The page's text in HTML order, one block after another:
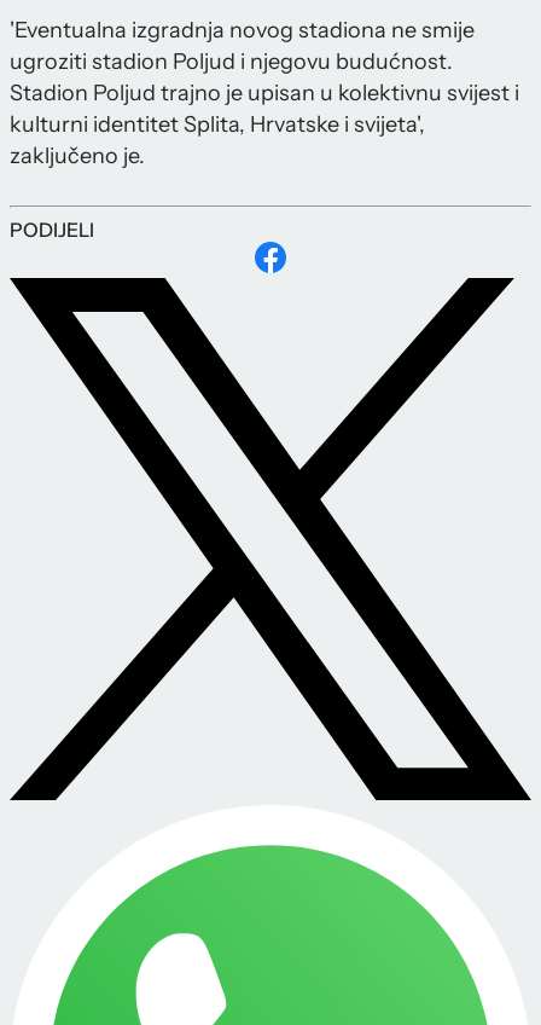
'Eventualna izgradnja novog stadiona ne smije
ugroziti stadion Poljud i njegovu budućnost.
Stadion Poljud trajno je upisan u kolektivnu svijest i
kulturni identitet Splita, Hrvatske i svijeta',
zaključeno je.
PODIJELI